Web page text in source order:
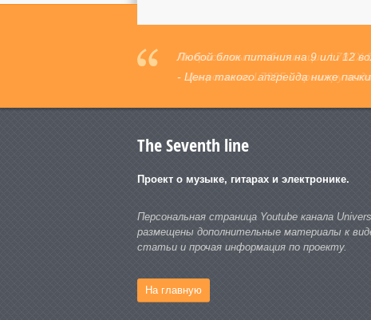
Микросхемы стабилизации L78XX
- Микросхема L7805 к примеру
The Seventh line
Проект о музыке, гитарах и электронике.
Персональная страница Youtube канала
размещены дополнительные материалы к
статьи и прочая информация по проекту.
На главную